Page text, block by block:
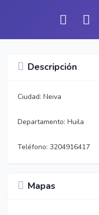
Descripción
Ciudad: Neiva
Departamento: Huila
Teléfono: 3204916417
Mapas